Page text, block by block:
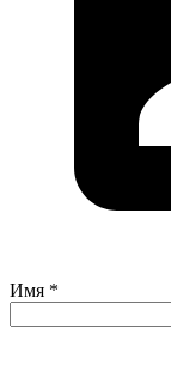
Имя *